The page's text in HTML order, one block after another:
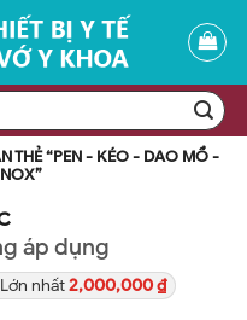
THẺ “PEN - KÉO - DAO MỔ -
áp dụng
Lớn nhất2,000,000₫